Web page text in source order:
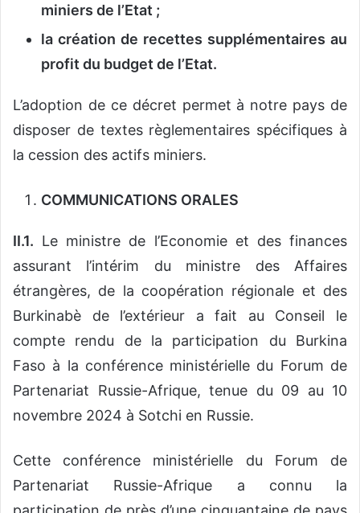
miniers de l’Etat ;
la création de recettes supplémentaires au
profit du budget de l’Etat.
L’adoption de ce décret permet à notre pays de
disposer de textes règlementaires spécifiques à
la cession des actifs miniers.
COMMUNICATIONS ORALES
II.1. Le ministre de l’Economie et des finances
assurant l’intérim du ministre des Affaires
étrangères, de la coopération régionale et des
Burkinabè de l’extérieur a fait au Conseil le
compte rendu de la participation du Burkina
Faso à la conférence ministérielle du Forum de
Partenariat Russie-Afrique, tenue du 09 au 10
novembre 2024 à Sotchi en Russie.
Cette conférence ministérielle du Forum de
Partenariat Russie-Afrique a connu la